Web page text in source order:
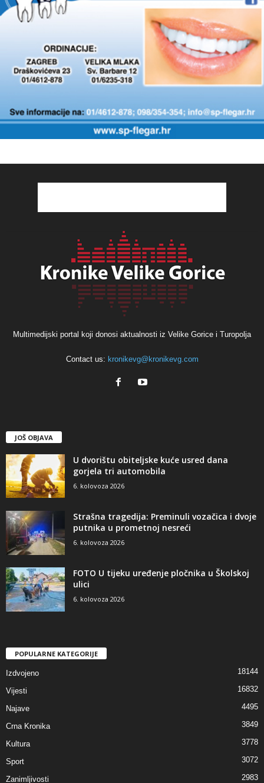
Multimedijski portal koji donosi aktualnosti iz Velike Gorice i Turopolja
Contact us: kronikevg@kronikevg.com
JOŠ OBJAVA
U dvorištu obiteljske kuće usred dana
gorjela tri automobila
6. kolovoza 2026
Strašna tragedija: Preminuli vozačica i dvoje
putnika u prometnoj nesreći
6. kolovoza 2026
FOTO U tijeku uređenje pločnika u Školskoj
ulici
6. kolovoza 2026
POPULARNE KATEGORIJE
Izdvojeno 18144
Vijesti 16832
Najave 4495
Crna Kronika 3849
Kultura 3778
Sport 3072
Zanimljivosti 2983